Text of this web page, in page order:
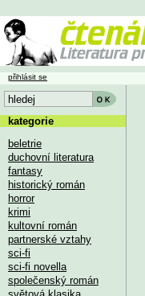
přihlásit se
kategorie
beletrie
duchovní literatura
fantasy
historický román
horror
krimi
kultovní román
partnerské vztahy
sci-fi
sci-fi novella
společenský román